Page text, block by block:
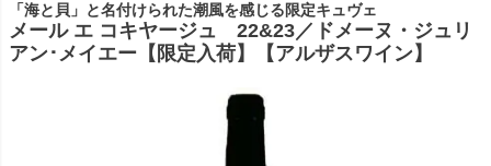
「海と貝」と名付けられた潮風を感じる限定キュヴェ
メール エ コキヤージュ 22&23／ドメーヌ・ジュリ
アン･メイエー【限定入荷】【アルザスワイン】